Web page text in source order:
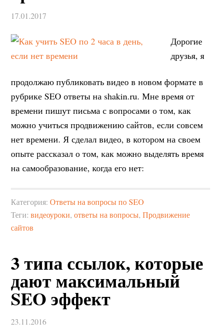
17.01.2017
Дорогие
друзья, я
продолжаю публиковать видео в новом формате в
рубрике SEO ответы на shakin.ru. Мне время от
времени пишут письма с вопросами о том, как
можно учиться продвижению сайтов, если совсем
нет времени. Я сделал видео, в котором на своем
опыте рассказал о том, как можно выделять время
на самообразование, когда его нет:
Категория:Ответы на вопросы по SEO
Теги:видеоуроки,ответы на вопросы,Продвижение
сайтов
3 типа ссылок, которые
дают максимальный
SEO эффект
23.11.2016